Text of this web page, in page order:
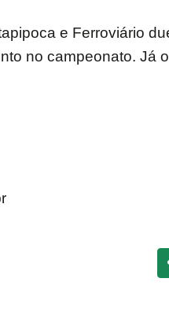
e Ferroviário
no campeonato. Já